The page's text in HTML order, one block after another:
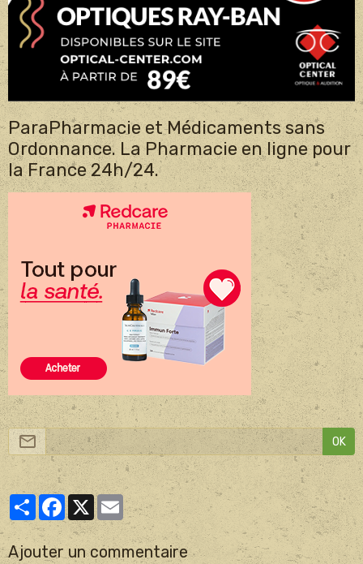
ParaPharmacie et Médicaments sans
Ordonnance. La Pharmacie en ligne pour
la France 24h/24.
OK
PartagerFacebook
X Email
Ajouter un commentaire